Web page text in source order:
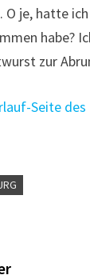
O je, hatte
habe?
zur
Seite des